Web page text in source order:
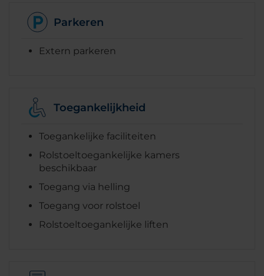
Parkeren
Extern parkeren
Toegankelijkheid
Toegankelijke faciliteiten
Rolstoeltoegankelijke kamers
beschikbaar
Toegang via helling
Toegang voor rolstoel
Rolstoeltoegankelijke liften